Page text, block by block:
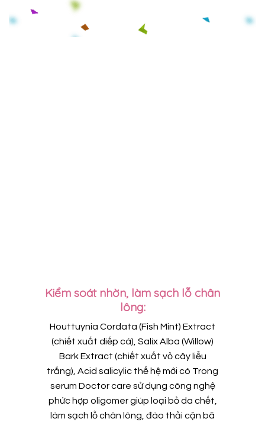
Kiểm soát nhờn, làm sạch lỗ chân
lông:
Houttuynia Cordata (Fish Mint) Extract
(chiết xuất diếp cá), Salix Alba (Willow)
Bark Extract (chiết xuất vỏ cây liễu
trắng), Acid salicylic thế hệ mới có Trong
serum Doctor care sử dụng công nghệ
phức hợp oligomer giúp loại bỏ da chết,
làm sạch lỗ chân lông, đào thải cặn bã